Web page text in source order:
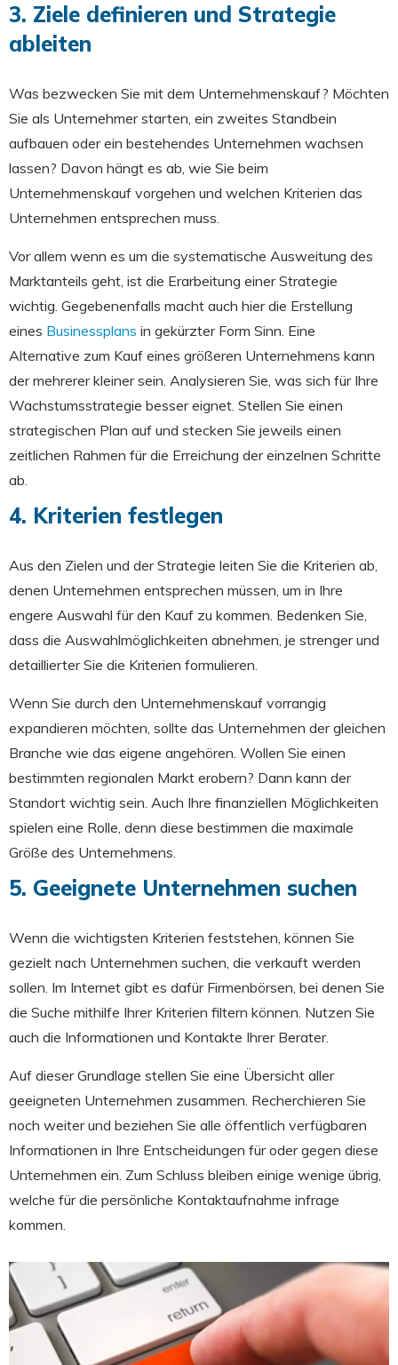
3. Ziele definieren und Strategie
ableiten
Was bezwecken Sie mit dem Unternehmenskauf? Möchten
Sie als Unternehmer starten, ein zweites Standbein
aufbauen oder ein bestehendes Unternehmen wachsen
lassen? Davon hängt es ab, wie Sie beim
Unternehmenskauf vorgehen und welchen Kriterien das
Unternehmen entsprechen muss.
Vor allem wenn es um die systematische Ausweitung des
Marktanteils geht, ist die Erarbeitung einer Strategie
wichtig. Gegebenenfalls macht auch hier die Erstellung
eines Businessplans in gekürzter Form Sinn. Eine
Alternative zum Kauf eines größeren Unternehmens kann
der mehrerer kleiner sein. Analysieren Sie, was sich für Ihre
Wachstumsstrategie besser eignet. Stellen Sie einen
strategischen Plan auf und stecken Sie jeweils einen
zeitlichen Rahmen für die Erreichung der einzelnen Schritte
ab.
4. Kriterien festlegen
Aus den Zielen und der Strategie leiten Sie die Kriterien ab,
denen Unternehmen entsprechen müssen, um in Ihre
engere Auswahl für den Kauf zu kommen. Bedenken Sie,
dass die Auswahlmöglichkeiten abnehmen, je strenger und
detaillierter Sie die Kriterien formulieren.
Wenn Sie durch den Unternehmenskauf vorrangig
expandieren möchten, sollte das Unternehmen der gleichen
Branche wie das eigene angehören. Wollen Sie einen
bestimmten regionalen Markt erobern? Dann kann der
Standort wichtig sein. Auch Ihre finanziellen Möglichkeiten
spielen eine Rolle, denn diese bestimmen die maximale
Größe des Unternehmens.
5. Geeignete Unternehmen suchen
Wenn die wichtigsten Kriterien feststehen, können Sie
gezielt nach Unternehmen suchen, die verkauft werden
sollen. Im Internet gibt es dafür Firmenbörsen, bei denen Sie
die Suche mithilfe Ihrer Kriterien filtern können. Nutzen Sie
auch die Informationen und Kontakte Ihrer Berater.
Auf dieser Grundlage stellen Sie eine Übersicht aller
geeigneten Unternehmen zusammen. Recherchieren Sie
noch weiter und beziehen Sie alle öffentlich verfügbaren
Informationen in Ihre Entscheidungen für oder gegen diese
Unternehmen ein. Zum Schluss bleiben einige wenige übrig,
welche für die persönliche Kontaktaufnahme infrage
kommen.